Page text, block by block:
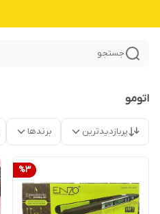
جستجو
اتومو
پربازدیدترین برندها
%3